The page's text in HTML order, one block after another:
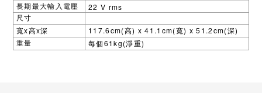
長期最大輸入電壓
22 V rms
尺寸
寬x高x深 117.6cm(高) x 41.1cm(寬) x 51.2cm(深)
重量 每個 61kg(淨重)